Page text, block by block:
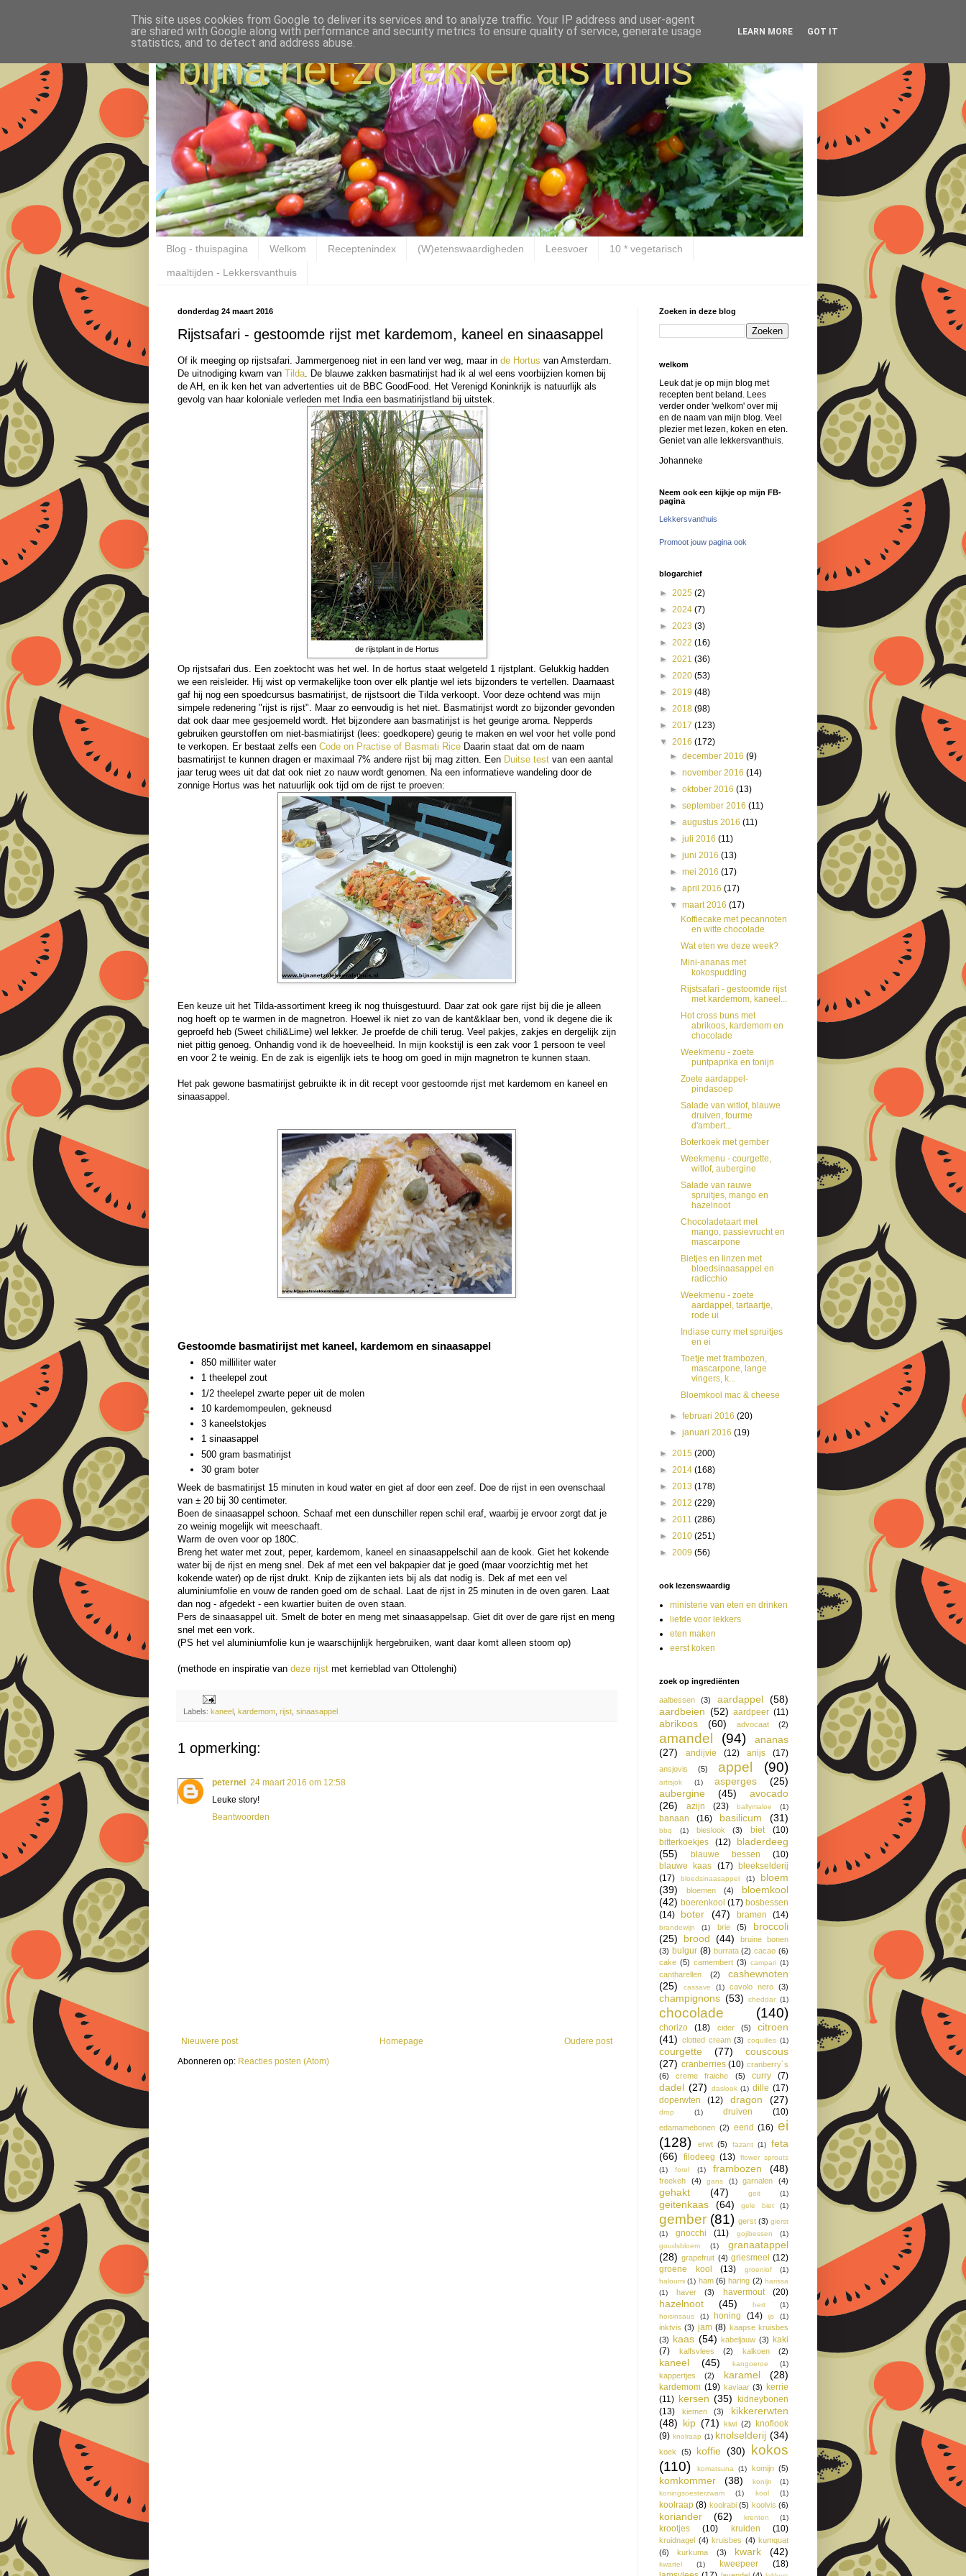
bijna net zo lekker als thuis
Blog - thuispagina Welkom Receptenindex (W)etenswaardigheden Leesvoer 10 * vegetarisch
maaltijden - Lekkersvanthuis
donderdag 24 maart 2016
Rijstsafari - gestoomde rijst met kardemom, kaneel en sinaasappel
Of ik meeging op rijstsafari. Jammergenoeg niet in een land ver weg, maar in de Hortus van Amsterdam.
De uitnodiging kwam van Tilda . De blauwe zakken basmatirijst had ik al wel eens voorbijzien komen bij
de AH, en ik ken het van advertenties uit de BBC GoodFood. Het Verenigd Koninkrijk is natuurlijk als
gevolg van haar koloniale verleden met India een basmatirijstland bij uitstek.
de rijstplant in de Hortus
Op rijstsafari dus. Een zoektocht was het wel. In de hortus staat welgeteld 1 rijstplant. Gelukkig hadden
we een reisleider. Hij wist op vermakelijke toon over elk plantje wel iets bijzonders te vertellen. Daarnaast
gaf hij nog een spoedcursus basmatirijst, de rijstsoort die Tilda verkoopt. Voor deze ochtend was mijn
simpele redenering "rijst is rijst". Maar zo eenvoudig is het niet. Basmatirijst wordt zo bijzonder gevonden
dat ook daar mee gesjoemeld wordt. Het bijzondere aan basmatirijst is het geurige aroma. Nepperds
gebruiken geurstoffen om niet-basmiatirijst (lees: goedkopere) geurig te maken en wel voor het volle pond
te verkopen. Er bestaat zelfs een Code on Practise of Basmati Rice Daarin staat dat om de naam
basmatirijst te kunnen dragen er maximaal 7% andere rijst bij mag zitten. Een Duitse test van een aantal
jaar terug wees uit dat dat ook niet zo nauw wordt genomen. Na een informatieve wandeling door de
zonnige Hortus was het natuurlijk ook tijd om de rijst te proeven:
Een keuze uit het Tilda-assortiment kreeg ik nog thuisgestuurd. Daar zat ook gare rijst bij die je alleen
nog hoeft op te warmen in de magnetron. Hoewel ik niet zo van de kant&klaar ben, vond ik degene die ik
geproefd heb (Sweet chili&Lime) wel lekker. Je proefde de chili terug. Veel pakjes, zakjes en dergelijk zijn
niet pittig genoeg. Onhandig vond ik de hoeveelheid. In mijn kookstijl is een zak voor 1 persoon te veel
en voor 2 te weinig. En de zak is eigenlijk iets te hoog om goed in mijn magnetron te kunnen staan.
Het pak gewone basmatirijst gebruikte ik in dit recept voor gestoomde rijst met kardemom en kaneel en
sinaasappel.
Gestoomde basmatirijst met kaneel, kardemom en sinaasappel
850 milliliter water
1 theelepel zout
1/2 theelepel zwarte peper uit de molen
10 kardemompeulen, gekneusd
3 kaneelstokjes
1 sinaasappel
500 gram basmatirijst
30 gram boter
Week de basmatirijst 15 minuten in koud water en giet af door een zeef. Doe de rijst in een ovenschaal
van ± 20 bij 30 centimeter.
Boen de sinaasappel schoon. Schaaf met een dunschiller repen schil eraf, waarbij je ervoor zorgt dat je
zo weinig mogelijk wit meeschaaft.
Warm de oven voor op 180C.
Breng het water met zout, peper, kardemom, kaneel en sinaasappelschil aan de kook. Giet het kokende
water bij de rijst en meng snel. Dek af met een vel bakpapier dat je goed (maar voorzichtig met het
kokende water) op de rijst drukt. Knip de zijkanten iets bij als dat nodig is. Dek af met een vel
aluminiumfolie en vouw de randen goed om de schaal. Laat de rijst in 25 minuten in de oven garen. Laat
dan nog - afgedekt - een kwartier buiten de oven staan.
Pers de sinaasappel uit. Smelt de boter en meng met sinaasappelsap. Giet dit over de gare rijst en meng
snel met een vork.
(PS het vel aluminiumfolie kun je waarschijnlijk hergebruiken, want daar komt alleen stoom op)
(methode en inspiratie van deze rijst met kerrieblad van Ottolenghi)
Labels: kaneel kardemom rijst sinaasappel
1 opmerking:
peternel 24 maart 2016 om 12:58
Leuke story!
Beantwoorden
Nieuwere post Oudere post
Homepage
Abonneren op: Reacties posten (Atom)
Zoeken in deze blog
welkom
Leuk dat je op mijn blog met
recepten bent beland. Lees
verder onder 'welkom' over mij
en de naam van mijn blog. Veel
plezier met lezen, koken en eten.
Geniet van alle lekkersvanthuis.
Johanneke
Neem ook een kijkje op mijn FB-
pagina
Lekkersvanthuis
Promoot jouw pagina ook
blogarchief
► 2025 (2)
► 2024 (7)
► 2023 (3)
► 2022 (16)
► 2021 (36)
► 2020 (53)
► 2019 (48)
► 2018 (98)
► 2017 (123)
▼ 2016 (172)
►december 2016(9)
►november 2016(14)
►oktober 2016(13)
►september 2016(11)
►augustus 2016(11)
►juli 2016(11)
►juni 2016(13)
►mei 2016(17)
►april 2016(17)
▼maart 2016(17)
Koffiecake met pecannoten
en witte chocolade
Wat eten we deze week?
Mini-ananas met
kokospudding
Rijstsafari - gestoomde rijst
met kardemom, kaneel...
Hot cross buns met
abrikoos, kardemom en
chocolade
Weekmenu - zoete
puntpaprika en tonijn
Zoete aardappel-
pindasoep
Salade van witlof, blauwe
druiven, fourme
d'ambert...
Boterkoek met gember
Weekmenu - courgette,
witlof, aubergine
Salade van rauwe
spruitjes, mango en
hazelnoot
Chocoladetaart met
mango, passievrucht en
mascarpone
Bietjes en linzen met
bloedsinaasappel en
radicchio
Weekmenu - zoete
aardappel, tartaartje,
rode ui
Indiase curry met spruitjes
en ei
Toetje met frambozen,
mascarpone, lange
vingers, k...
Bloemkool mac & cheese
►februari 2016(20)
►januari 2016(19)
► 2015 (200)
► 2014 (168)
► 2013 (178)
► 2012 (229)
► 2011 (286)
► 2010 (251)
► 2009 (56)
ook lezenswaardig
ministerie van eten en drinken
liefde voor lekkers
eten maken
eerst koken
zoek op ingrediënten
aalbessen (3) aardappel (58)
aardbeien (52) aardpeer (11)
abrikoos (60) advocaat (2)
amandel (94)
ananas
(27)
andijvie (12) anijs (17)
ansjovis (5) appel (90)
artisjok (1) asperges
(25)
aubergine
(45)
avocado
(26)
azijn (23) ballymaloe (1)
banaan (16) basilicum (31)
bbq (1) bieslook (3) biet
(10)
bitterkoekjes
(12)
bladerdeeg
(55)
blauwe bessen
(10)
blauwe kaas (17) bleekselderij
(17)
bloedsinaasappel (1)
bloem
(39)
bloemen (4)
bloemkool
(42) boerenkool (17) bosbessen
(14)
boter (47) bramen (14)
brandewijn (1) brie (5)
broccoli
(25)
brood (44)
bruine bonen
(3) bulgur (8) burrata (2) cacao (6)
cake (5) camembert (3) campari (1)
cantharellen (2)
cashewnoten
(25)
cassave (1) cavolo nero (3)
champignons (53) cheddar (1)
chocolade (140)
chorizo (18) cider (5)
citroen
(41) clotted cream (3) coquilles (1)
courgette (77)
couscous
(27) cranberries (10) cranberry´s
(6)
creme fraiche (5) curry (7)
dadel (27) daslook (1) dille (17)
doperwten
(12) dragon (27)
drop (1) druiven (10)
edamamebonen (2) eend (16) ei
(128)
erwt (5) fazant (1)
feta
(66)
filodeeg (13)
flower sprouts
(1)
forel (1) frambozen (48)
freekeh (4) gans (1) garnalen (4)
gehakt (47) geit (1)
geitenkaas (64) gele biet (1)
gember (81) gerst (3) gierst
(1)
gnocchi (11) gojibessen
(1)
goudsbloem
(1)
granaatappel
(28) grapefruit (4) griesmeel (12)
groene kool
(13) groenlof
(1)
haloumi (1) ham (6) haring (2) harissa
(1)
haver (3) havermout (20)
hazelnoot (45) hert
(1)
hoisinsaus
(1) honing (14) ijs (1)
inktvis (3) jam (8) kaapse kruisbes
(3) kaas (54) kabeljauw (3) kaki
(7)
kalfsvlees (2) kalkoen (2)
kaneel (45) kangoeroe (1)
kappertjes (2) karamel (28)
kardemom (19) kaviaar (3) kerrie
(11) kersen (35) kidneybonen
(13)
kiemen (3)
kikkererwten
(48) kip (71) kiwi (2) knoflook
(9) knolraap (1) knolselderij (34)
koek (5) koffie (30)
kokos
(110)
komatsuna (1) komijn (5)
komkommer (38) konijn
(1)
koningsoesterzwam
(1) kool (1)
koolraap (8) koolrabi (5) koolvis (6)
koriander (62) krenten (1)
krootjes (10) kruiden (10)
kruidnagel (4) kruisbes (4) kumquat
(6)
kurkuma (3) kwark (42)
kwartel (1) kweepeer
(18)
This site uses cookies from Google to deliver its services and to analyze traffic. Your IP address and user-agent
are shared with Google along with performance and security metrics to ensure quality of service, generate usage
statistics, and to detect and address abuse.
LEARN MORE GOT IT